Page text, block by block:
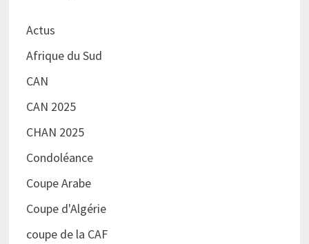
Actus
Afrique du Sud
CAN
CAN 2025
CHAN 2025
Condoléance
Coupe Arabe
Coupe d'Algérie
coupe de la CAF